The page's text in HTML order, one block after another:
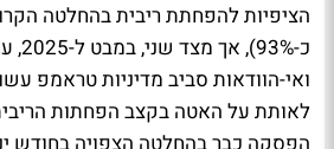
הציפיות להפחתת ריבית בהחלטה
כ-
ואי-הוודאות סביב מדיניות טראמפ
לאותת על האטה בקצב הפחתות